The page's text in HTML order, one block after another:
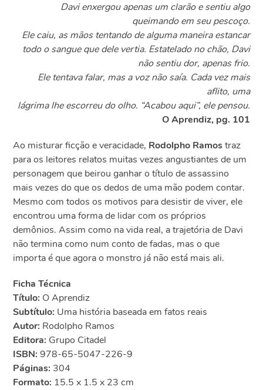
Davi enxergou apenas um clarão e sentiu algo
queimando em seu pescoço.
Ele caiu, as mãos tentando de alguma maneira estancar
todo o sangue que dele vertia. Estatelado no chão, Davi
não sentiu dor, apenas frio.
Ele tentava falar, mas a voz não saía. Cada vez mais
aflito, uma
lágrima lhe escorreu do olho. “Acabou aqui”, ele pensou.
O Aprendiz, pg. 101
Ao misturar ficção e veracidade, Rodolpho Ramostraz
para os leitores relatos muitas vezes angustiantes de um
personagem que beirou ganhar o título de assassino
mais vezes do que os dedos de uma mão podem contar.
Mesmo com todos os motivos para desistir de viver, ele
encontrou uma forma de lidar com os próprios
demônios. Assim como na vida real, a trajetória de Davi
não termina como num conto de fadas, mas o que
importa é que agora o monstro já não está mais ali.
Ficha Técnica
Título: O Aprendiz
Subtítulo: Uma história baseada em fatos reais
Autor: Rodolpho Ramos
Editora: Grupo Citadel
ISBN:978-65-5047-226-9
Páginas: 304
Formato: 15.5 x 1.5 x 23 cm